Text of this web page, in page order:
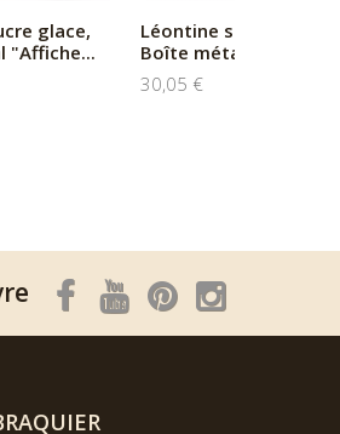
glace,
"Affiche...
Léontine sucre glace,
Boîte métal "Amour
30,05 €